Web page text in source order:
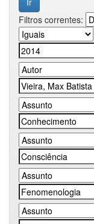
Filtros correntes: